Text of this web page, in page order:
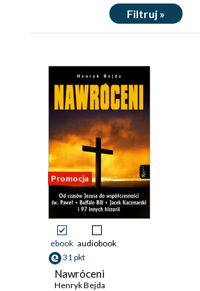
Filtruj »
Promocja
ebook audiobook
31 pkt
Nawróceni
Henryk Bejda